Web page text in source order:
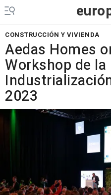
CONSTRUCCIÓN Y VIVIENDA
Aedas Homes
Workshop de la
2023